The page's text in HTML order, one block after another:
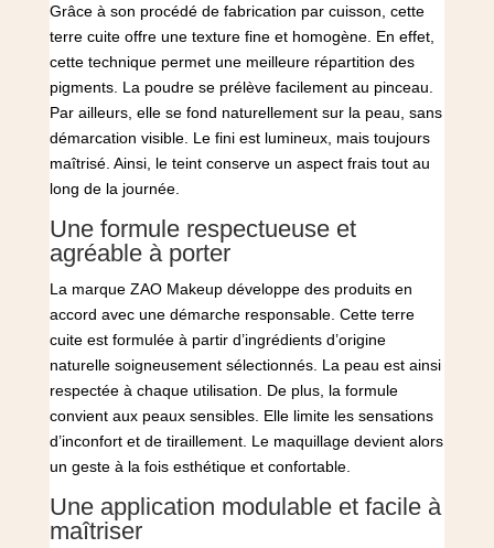
Grâce à son procédé de fabrication par cuisson, cette
terre cuite offre une texture fine et homogène. En effet,
cette technique permet une meilleure répartition des
pigments. La poudre se prélève facilement au pinceau.
Par ailleurs, elle se fond naturellement sur la peau, sans
démarcation visible. Le fini est lumineux, mais toujours
maîtrisé. Ainsi, le teint conserve un aspect frais tout au
long de la journée.
Une formule respectueuse et
agréable à porter
La marque ZAO Makeupdéveloppe des produits en
accord avec une démarche responsable. Cette terre
cuite est formulée à partir d’ingrédients d’origine
naturelle soigneusement sélectionnés. La peau est ainsi
respectée à chaque utilisation. De plus, la formule
convient aux peaux sensibles. Elle limite les sensations
d’inconfort et de tiraillement. Le maquillage devient alors
un geste à la fois esthétique et confortable.
Une application modulable et facile à
maîtriser